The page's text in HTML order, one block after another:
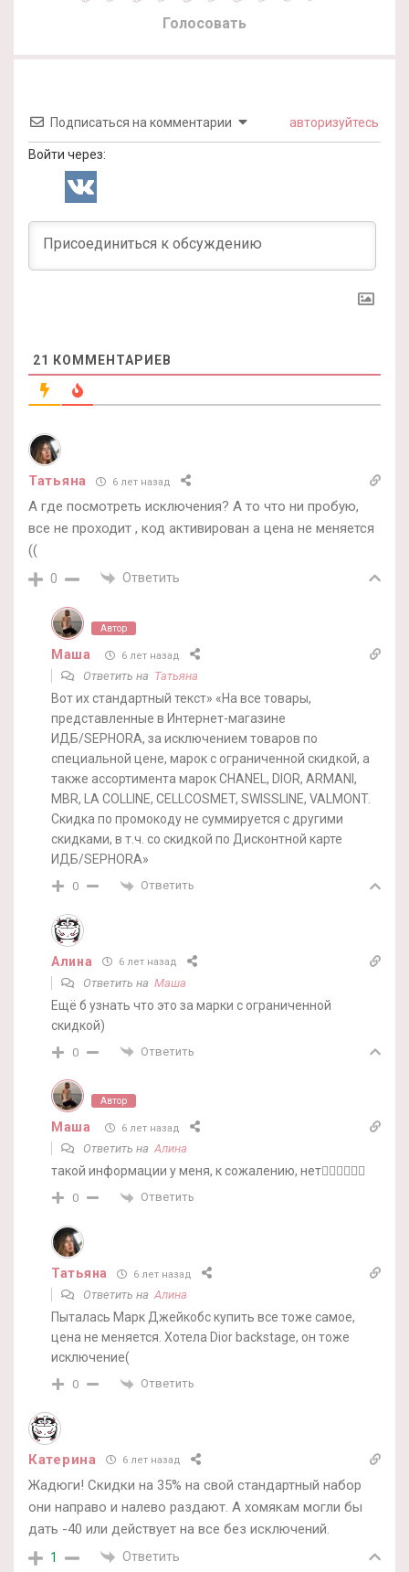
Голосовать
Подписаться на комментарии авторизуйтесь
Войти через:
21 КОММЕНТАРИЕВ
Татьяна 6 лет назад
А где посмотреть исключения? А то что ни пробую,
все не проходит , код активирован а цена не меняется
((
0 Ответить
Автор
Маша 6 лет назад
Ответить на Татьяна
Вот их стандартный текст» «На все товары,
представленные в Интернет-магазине
ИДБ/SEPHORA, за исключением товаров по
специальной цене, марок с ограниченной скидкой, а
также ассортимента марок CHANEL, DIOR, ARMANI,
MBR, LA COLLINE, CELLCOSMET, SWISSLINE, VALMONT.
Скидка по промокоду не суммируется с другими
скидками, в т.ч. со скидкой по Дисконтной карте
ИДБ/SEPHORA»
0 Ответить
Алина 6 лет назад
Ответить на Маша
Ещё б узнать что это за марки с ограниченной
скидкой)
0 Ответить
Автор
Маша 6 лет назад
Ответить наАлина
такой информации у меня, к сожалению, нет🤷‍♀️🤷‍♀️🤷‍♀️
0 Ответить
Татьяна 6 лет назад
Ответить наАлина
Пыталась Марк Джейкобс купить все тоже самое,
цена не меняется. Хотела Dior backstage, он тоже
исключение(
0 Ответить
Катерина 6 лет назад
Жадюги! Скидки на 35% на свой стандартный набор
они направо и налево раздают. А хомякам могли бы
дать -40 или действует на все без исключений.
1 Ответить